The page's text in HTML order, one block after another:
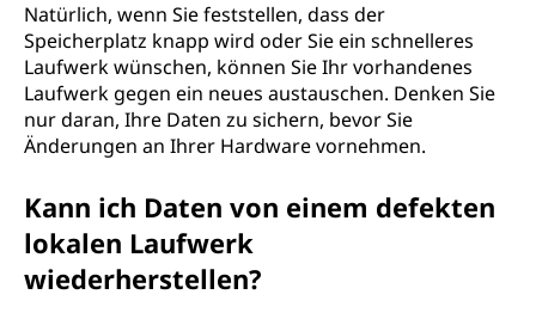
Natürlich, wenn Sie feststellen, dass der
Speicherplatz knapp wird oder Sie ein schnelleres
Laufwerk wünschen, können Sie Ihr vorhandenes
Laufwerk gegen ein neues austauschen. Denken Sie
nur daran, Ihre Daten zu sichern, bevor Sie
Änderungen an Ihrer Hardware vornehmen.
Kann ich Daten von einem defekten
lokalen Laufwerk
wiederherstellen?